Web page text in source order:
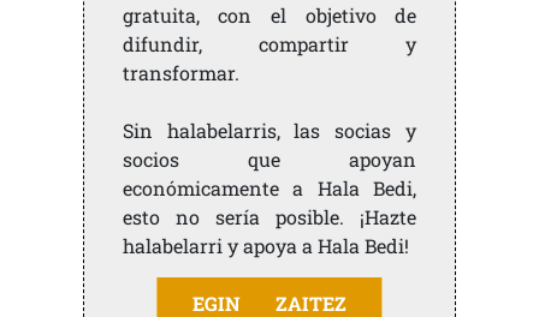
gratuita, con el objetivo de
difundir, compartir y
transformar.
Sin halabelarris, las socias y
socios que apoyan
económicamente a Hala Bedi,
esto no sería posible. ¡Hazte
halabelarri y apoya a Hala Bedi!
EGIN ZAITEZ